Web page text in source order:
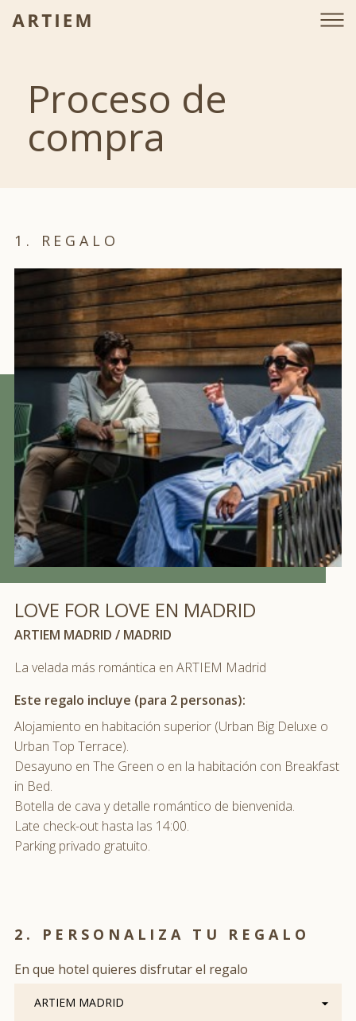
Proceso de
compra
1. REGALO
LOVE FOR LOVE EN MADRID
ARTIEM MADRID / MADRID
La velada más romántica en ARTIEM Madrid
Este regalo incluye (para 2 personas):
Alojamiento en habitación superior (Urban Big Deluxe o
Urban Top Terrace).
Desayuno en The Green o en la habitación con Breakfast
in Bed.
Botella de cava y detalle romántico de bienvenida.
Late check-out hasta las 14:00.
Parking privado gratuito.
2. PERSONALIZA TU REGALO
En que hotel quieres disfrutar el regalo
ATENCIÓN AL CLIENTE
artiem@artiemhotels.com
GARANTÍA ARTIEM
ENVÍO
CONDICIONES